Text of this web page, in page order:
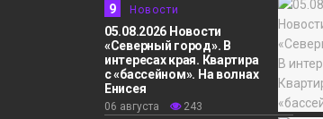
9 Новости
05.08.2026 Новости
«Северный город». В
интересах края. Квартира
с «бассейном». На волнах
Енисея
06 августа 243